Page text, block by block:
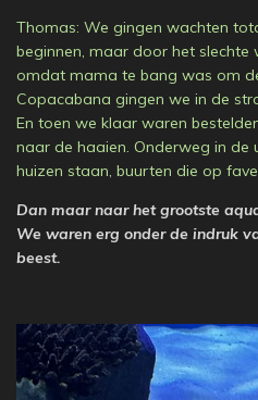
Thomas: We gingen wachten
beginnen, maar door het slechte
omdat mama te bang was om
Copacabana gingen we in de
En toen we klaar waren
naar de haaien. Onderweg in de
huizen staan, buurten die op
Dan maar naar het grootste
We waren erg onder de indruk
beest.